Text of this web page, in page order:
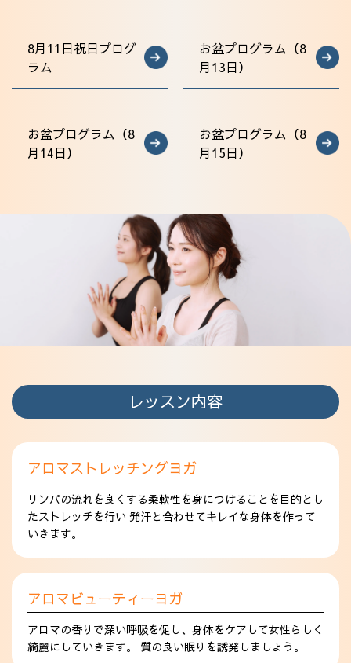
8月11日祝日プログ
ラム
お盆プログラム（8
月13日）
お盆プログラム（8
月14日）
お盆プログラム（8
月15日）
レッスン内容
アロマストレッチングヨガ
リンパの流れを良くする柔軟性を身につけることを目的とし
たストレッチを行い 発汗と合わせてキレイな身体を作って
いきます。
アロマビューティーヨガ
アロマの香りで深い呼吸を促し、身体をケアして女性らしく
綺麗にしていきます。 質の良い眠りを誘発しましょう。